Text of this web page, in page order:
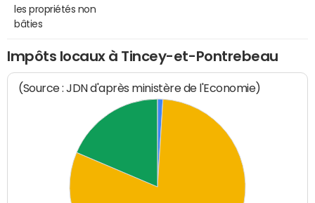
les propriétés non
bâties
Impôts locaux à Tincey-et-Pontrebeau
(Source : JDN d'après ministère de l'Economie)